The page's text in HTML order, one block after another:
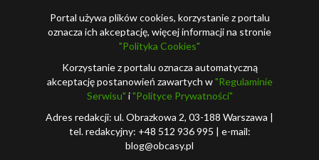
Portal używa plików cookies, korzystanie z portalu
oznacza ich akceptację, więcej informacji na stronie
"Polityka Cookies"
Korzystanie z portalu oznacza automatyczną
akceptację postanowień zawartych w"Regulaminie
Serwisu" i"Polityce Prywatności"
Adres redakcji: ul. Obrazkowa 2, 03-188 Warszawa |
tel. redakcyjny: +48 512 936 995 | e-mail:
blog@obcasy.pl